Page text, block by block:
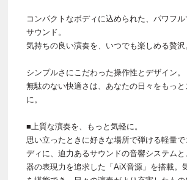
コンパクトなボディに込められた、パワフ
サウンド。
気持ちの良い演奏を、いつでも楽しめる贅沢
シンプルさにこだわった操作性とデザイン。
無駄のない快適さは、あなたの日々をもっと
に。
■上質な演奏を、もっと気軽に。
思い立ったときに好きな場所で弾ける軽量
ディに、迫力あるサウンドの音響システム
器の表現力を追求した「AiX音源」を搭載。